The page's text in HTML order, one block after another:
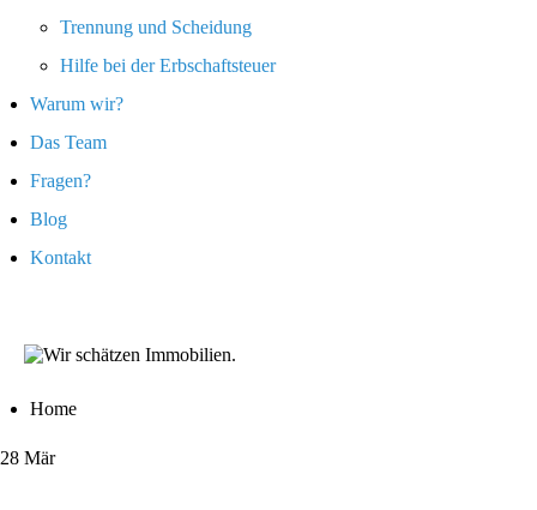
Trennung und Scheidung
Hilfe bei der Erbschaftsteuer
Warum wir?
Das Team
Fragen?
Blog
Kontakt
Home
28 Mär